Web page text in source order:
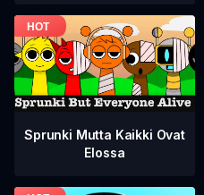
Sprunki Mutta Kaikki Ovat
Elossa